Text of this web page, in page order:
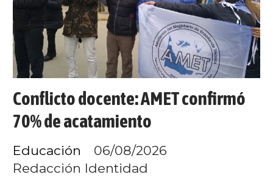
Conflicto docente: AMET confirmó
70% de acatamiento
Redacción Identidad
Educación 06/08/2026